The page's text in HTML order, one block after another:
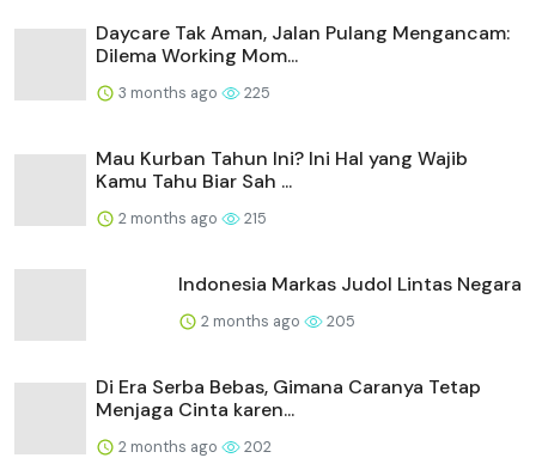
Daycare Tak Aman, Jalan Pulang Mengancam:
Dilema Working Mom...
3 months ago 225
Mau Kurban Tahun Ini? Ini Hal yang Wajib
Kamu Tahu Biar Sah ...
2 months ago 215
Indonesia Markas Judol Lintas Negara
2 months ago 205
Di Era Serba Bebas, Gimana Caranya Tetap
Menjaga Cinta karen...
2 months ago 202